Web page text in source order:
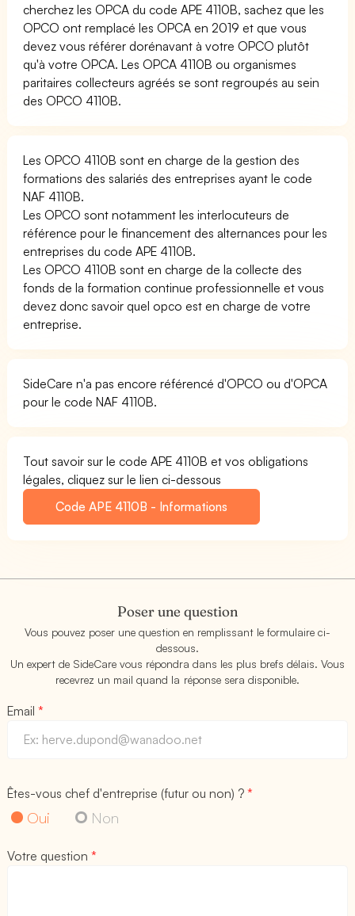
cherchez les OPCA du code APE 4110B, sachez que les
OPCO ont remplacé les OPCA en 2019 et que vous
devez vous référer dorénavant à votre OPCO plutôt
qu'à votre OPCA. Les OPCA 4110B ou organismes
paritaires collecteurs agréés se sont regroupés au sein
des OPCO 4110B.
Les OPCO 4110B sont en charge de la gestion des
formations des salariés des entreprises ayant le code
NAF 4110B.
Les OPCO sont notamment les interlocuteurs de
référence pour le financement des alternances pour les
entreprises du code APE 4110B.
Les OPCO 4110B sont en charge de la collecte des
fonds de la formation continue professionnelle et vous
devez donc savoir quel opco est en charge de votre
entreprise.
SideCare n'a pas encore référencé d'OPCO ou d'OPCA
pour le code NAF 4110B.
Tout savoir sur le code APE 4110B et vos obligations
légales, cliquez sur le lien ci-dessous
Code APE 4110B - Informations
Poser une question
Vous pouvez poser une question en remplissant le formulaire ci-
dessous.
Un expert de SideCare vous répondra dans les plus brefs délais. Vous
recevrez un mail quand la réponse sera disponible.
Email*
Êtes-vous chef d'entreprise (futur ou non) ?*
Oui Non
Votre question*